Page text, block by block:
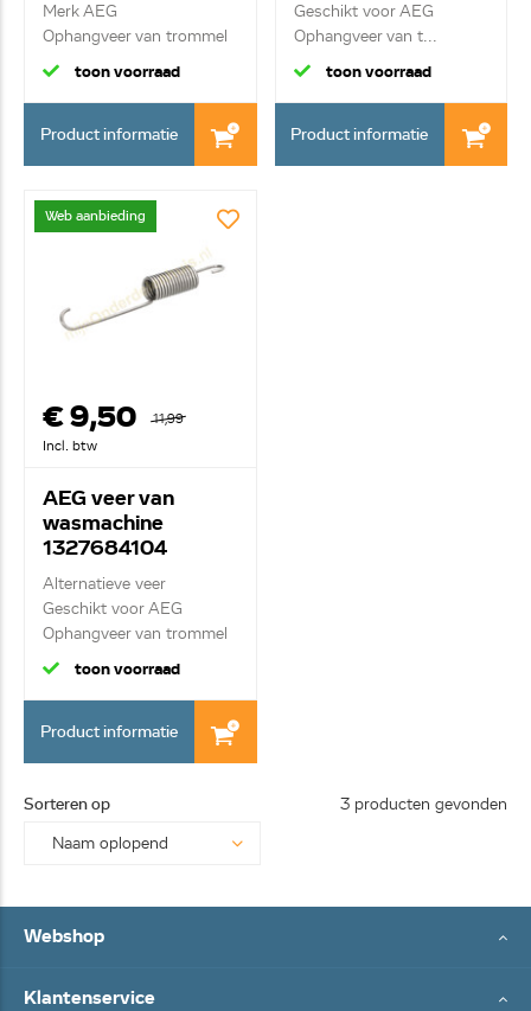
Merk AEG
Ophangveer van trommel
toon voorraad
Product informatie
Geschikt voor AEG
Ophangveer van t...
toon voorraad
Product informatie
Web aanbieding
€ 9,50
11,99
Incl. btw
AEG veer van
wasmachine
1327684104
Alternatieve veer
Geschikt voor AEG
Ophangveer van trommel
toon voorraad
Product informatie
Sorteren op 3 producten gevonden
Webshop
Klantenservice